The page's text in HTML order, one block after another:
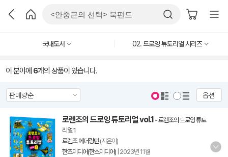
국내도서 02. 드로잉 튜토리얼 시리즈
이 분야에 6개의 상품이 있습니다.
옵션
로렌조의 드로잉 튜토리얼 vol.1 -로렌조의 드로잉 튜토
리얼 1
로렌조 에더링턴 (지은이)
한즈미디어(한스미디어) 2023년 11월